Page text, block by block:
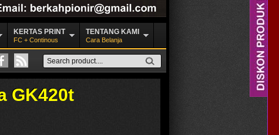
KERTAS PRINT
FC + Continous
TENTANG KAMI
Cara Belanja
GK420t